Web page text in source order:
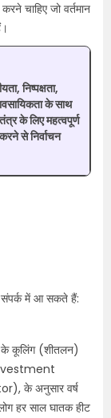
चाहिए जो वर्तमान
निष्पक्षता,
के साथ
के लिए महत्वपूर्ण
से निर्वाचन
संपर्क में आ सकते हैं:
के कूलिंग (शीतलन)
के अनुसार वर्ष
हर साल घातक हीट